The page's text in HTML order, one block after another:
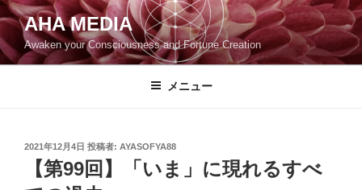
コ
ン
テ
ン
AHA MEDIA
Awaken your Consciousness and Fortune Creation
メニュー
投
2021年12月4日 投稿者: AYASOFYA88
【第99回】「いま」に現れるすべ